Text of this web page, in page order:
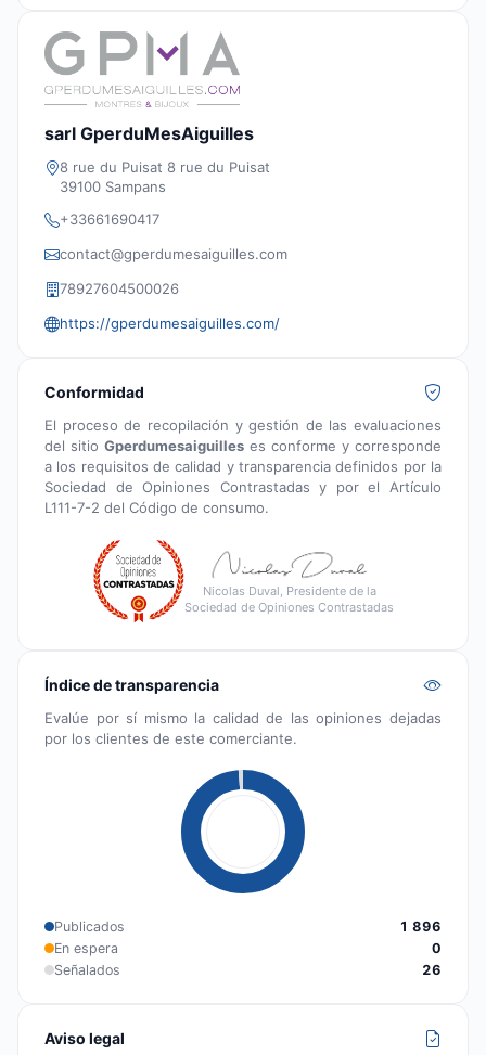
sarl GperduMesAiguilles
8 rue du Puisat 8 rue du Puisat
39100 Sampans
+33661690417
contact@gperdumesaiguilles.com
78927604500026
https://gperdumesaiguilles.com/
Conformidad
El proceso de recopilación y gestión de las evaluaciones
del sitio Gperdumesaiguilles es conforme y corresponde
a los requisitos de calidad y transparencia definidos por la
Sociedad de Opiniones Contrastadas y por el Artículo
L111-7-2 del Código de consumo.
Nicolas Duval, Presidente de la
Sociedad de Opiniones Contrastadas
Índice de transparencia
Evalúe por sí mismo la calidad de las opiniones dejadas
por los clientes de este comerciante.
Publicados
1 896
En espera
0
Señalados
26
Aviso legal